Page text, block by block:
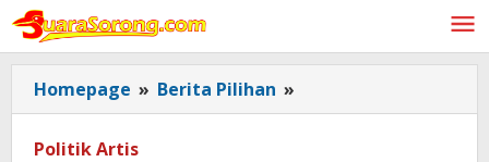
Lewati
konten
Homepage » Berita Pilihan »
ke
Politik Artis